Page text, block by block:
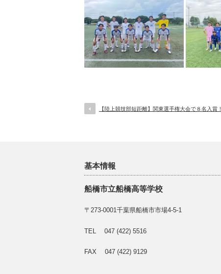
【陸上競技部短距離】関東選手権大会で８名入賞！
基本情報
船橋市立船橋高等学校
〒273-0001千葉県船橋市市場4-5-1
TEL 047 (422) 5516
FAX 047 (422) 9129